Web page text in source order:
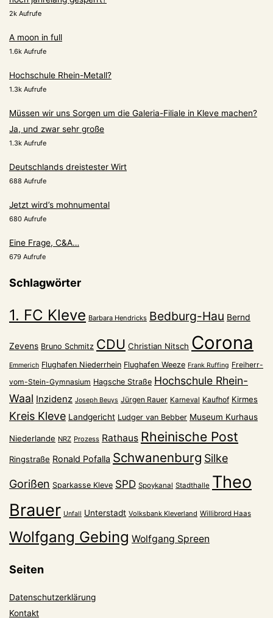
2k Aufrufe
A moon in full
1.6k Aufrufe
Hochschule Rhein-Metall?
1.3k Aufrufe
Müssen wir uns Sorgen um die Galeria-Filiale in Kleve machen?
Ja, und zwar sehr große
1.3k Aufrufe
Deutschlands dreistester Wirt
688 Aufrufe
Jetzt wird’s mohnumental
680 Aufrufe
Eine Frage, C&A…
679 Aufrufe
Schlagwörter
1. FC Kleve Barbara Hendricks Bedburg-Hau Bernd
Zevens Bruno Schmitz CDU Christian Nitsch Corona
Emmerich Flughafen Niederrhein Flughafen Weeze Frank Ruffing Freiherr-
vom-Stein-Gymnasium Hagsche Straße Hochschule Rhein-
Waal Inzidenz Joseph Beuys Jürgen Rauer Karneval Kaufhof Kirmes
Kreis Kleve Landgericht Ludger van Bebber Museum Kurhaus
Niederlande NRZ Prozess Rathaus Rheinische Post
Ringstraße Ronald Pofalla Schwanenburg Silke
Gorißen Sparkasse Kleve SPD Spoykanal Stadthalle Theo
Brauer Unfall Unterstadt Volksbank Kleverland Willibrord Haas
Wolfgang Gebing Wolfgang Spreen
Seiten
Datenschutzerklärung
Kontakt